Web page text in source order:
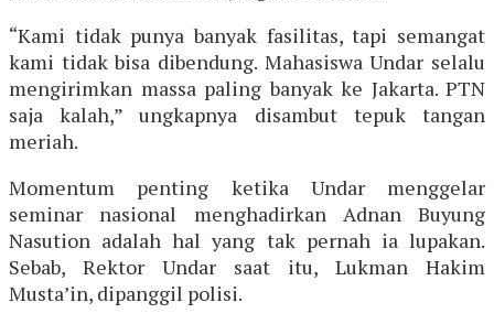
“Kami tidak punya banyak fasilitas, tapi semangat
kami tidak bisa dibendung. Mahasiswa Undar selalu
mengirimkan massa paling banyak ke Jakarta. PTN
saja kalah,” ungkapnya disambut tepuk tangan
meriah.
Momentum penting ketika Undar menggelar
seminar nasional menghadirkan Adnan Buyung
Nasution adalah hal yang tak pernah ia lupakan.
Sebab, Rektor Undar saat itu, Lukman Hakim
Musta’in, dipanggil polisi.